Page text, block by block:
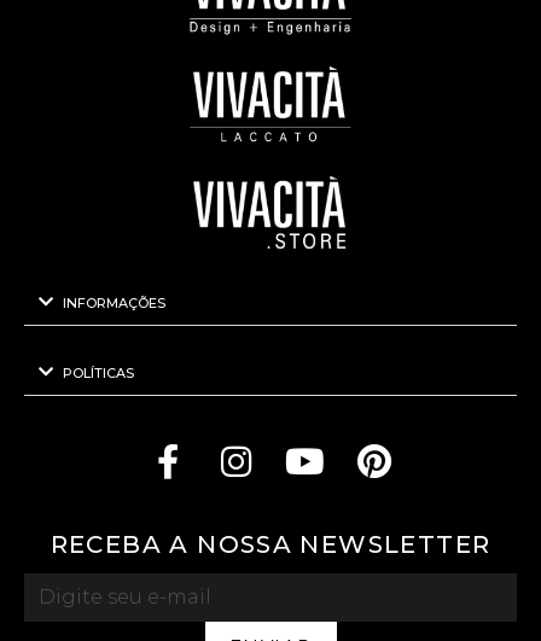
INFORMAÇÕES
POLÍTICAS
RECEBA A NOSSA NEWSLETTER